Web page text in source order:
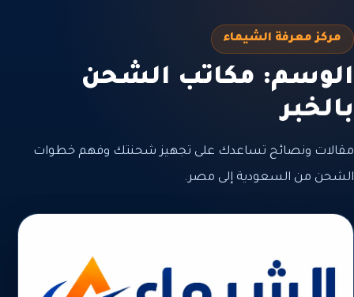
مركز معرفة الشيماء
الوسم: مكاتب الشحن
بالخبر
مقالات ونصائح تساعدك على تجهيز شحنتك وفهم خطوات
الشحن من السعودية إلى مصر.